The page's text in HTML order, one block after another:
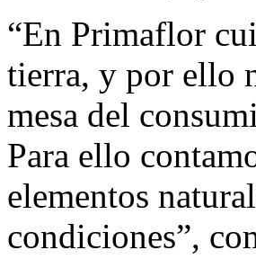
“En Primaflor
tierra, y por ello
mesa del
Para ello
elementos
condiciones”,